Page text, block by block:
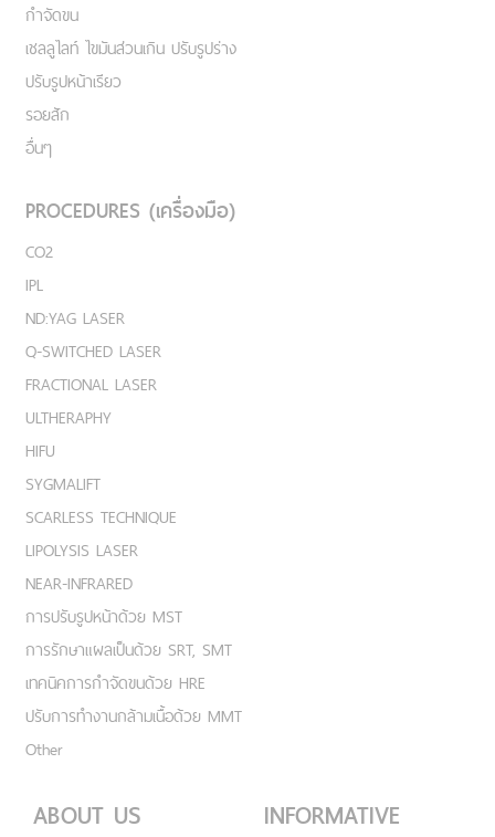
กำจัดขน
เชลลูไลท์ ไขมันส่วนเกิน ปรับรูปร่าง
ปรับรูปหน้าเรียว
รอยสัก
อื่นๆ
PROCEDURES (เครื่องมือ)
CO2
IPL
ND:YAG LASER
Q-SWITCHED LASER
FRACTIONAL LASER
ULTHERAPHY
HIFU
SYGMALIFT
SCARLESS TECHNIQUE
LIPOLYSIS LASER
NEAR-INFRARED
การปรับรูปหน้าด้วย MST
การรักษาแผลเป็นด้วย SRT, SMT
เทคนิคการกำจัดขนด้วย HRE
ปรับการทำงานกล้ามเนื้อด้วย MMT
Other
ABOUT US INFORMATIVE